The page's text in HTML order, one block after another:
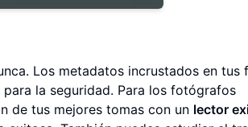
Los metadatos incrustados en tus
la seguridad. Para los fotógrafos
de tus mejores tomas con un lector